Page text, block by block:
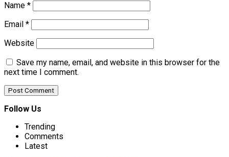
Name *
Email *
Website
Save my name, email, and website in this browser for the
next time I comment.
Follow Us
Trending
Comments
Latest